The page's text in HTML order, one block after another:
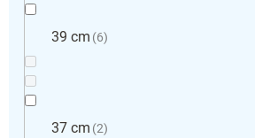
39 cm 6
37 cm 2